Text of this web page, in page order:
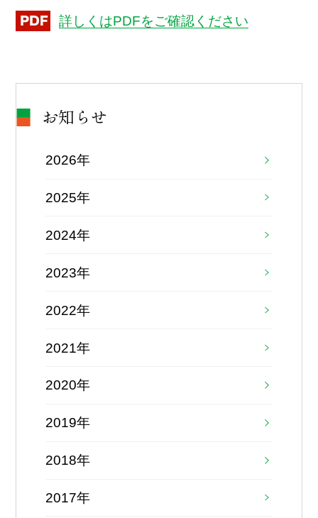
詳しくはPDFをご確認ください
お知らせ
2026年
2025年
2024年
2023年
2022年
2021年
2020年
2019年
2018年
2017年